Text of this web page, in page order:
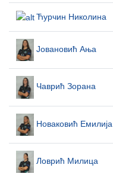
Ћурчин Николина
Јовановић Ања
Чаврић Зорана
Новаковић Емилија
Ловрић Милица